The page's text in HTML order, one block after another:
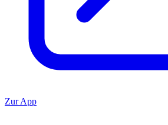
Zur App